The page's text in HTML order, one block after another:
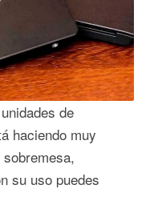
de
haciendo muy
su uso puedes